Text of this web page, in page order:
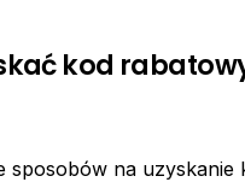
kod
sposobów na uzyskanie